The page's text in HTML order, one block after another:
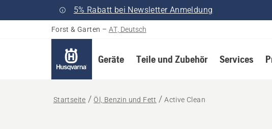
5% Rabatt bei Newsletter Anmeldung
Forst & Garten – AT, Deutsch
Geräte Teile und Zubehör Services
Startseite Öl, Benzin und Fett Active Clean